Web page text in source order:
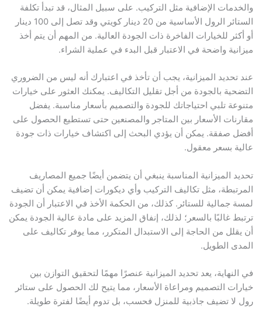
والخدمات الإضافية مثل التركيب. على سبيل المثال، قد تبدأ تكلفة
الستائر الرول الأساسية من 20 دينار كويتي وقد تصل إلى 100 دينار
أو أكثر للخيارات الفاخرة ذات الجودة العالية. من المهم أن يتم أخذ
ميزانية واضحة في الاعتبار قبل البدء في عملية الشراء.
عند تحديد الميزانية، يجب أن تأخذ في اعتبارك أنه ليس من الضروري
التضحية بالجودة من أجل تقليل التكاليف. يمكنك العثور على خيارات
متنوعة تلبي احتياجاتك للجودة والتصميم بأسعار مناسبة. يفضل
مقارنات الأسعار بين المتاجر والمصنعين حتى تستطيع الحصول على
أفضل صفقة. يمكن أن يؤدي البحث إلى اكتشاف خيارات ذات جودة
عالية بسعر معقول.
تحديد الميزانية المناسبة ينبغي أن يتضمن أيضًا جميع المصاريف
المرتبطة، مثل تكاليف التركيب وأي ديكورات إضافية يمكن أن تضيف
لمسة جمالية للستائر. كذلك، من الحكمة الأخذ في الاعتبار أن الجودة
ترتبط غالبًا بالسعر؛ لذلك، إنفاق المزيد على مادة عالية الجودة يمكن
أن يقلل من الحاجة إلى الاستبدال المتكرر، مما يوفر تكاليف على
المدى الطويل.
في النهاية، يعد تحديد الميزانية عنصرًا مهمًا لتحقيق التوازن بين
خيارات التصميم ومراعاة الأسعار، مما يتيح لك الحصول على ستائر
رول لا تضيف جاذبية للمنزل فحسب، بل تدوم أيضًا لفترة طويلة.